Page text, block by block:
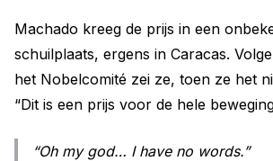
Machado kreeg de prijs in een
schuilplaats, ergens in Caracas.
het Nobelcomité zei ze, toen ze het
“Dit is een prijs voor de hele
“Oh my god… I have no words.”